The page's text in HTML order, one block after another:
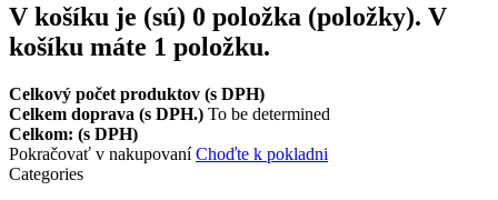
V košíku je (sú) 0 položka (položky). V
košíku máte 1 položku.
Celkový počet produktov (s DPH)
Celkem doprava (s DPH.) To be determined
Celkom: (s DPH)
Pokračovať v nakupovaníChoďte k pokladni
Categories